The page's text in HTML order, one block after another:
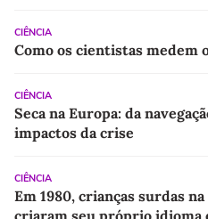
CIÊNCIA
Como os cientistas medem
CIÊNCIA
Seca na Europa: da
impactos da crise
CIÊNCIA
Em 1980, crianças surdas
criaram seu próprio idioma